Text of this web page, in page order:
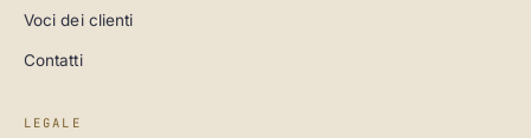
Voci dei clienti
Contatti
LEGALE